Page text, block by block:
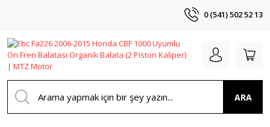
0 (541) 502 52 13
ARA